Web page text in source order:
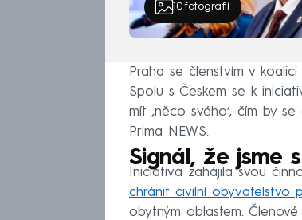
10fotografií
Praha se členstvím v
Spolu s Českem se k
mít ‚něco svého‘, čím by
Prima NEWS.
Signál, že jsme
Iniciativa zahájila svou
chránit civilní obyvatelstvo
obytným oblastem.